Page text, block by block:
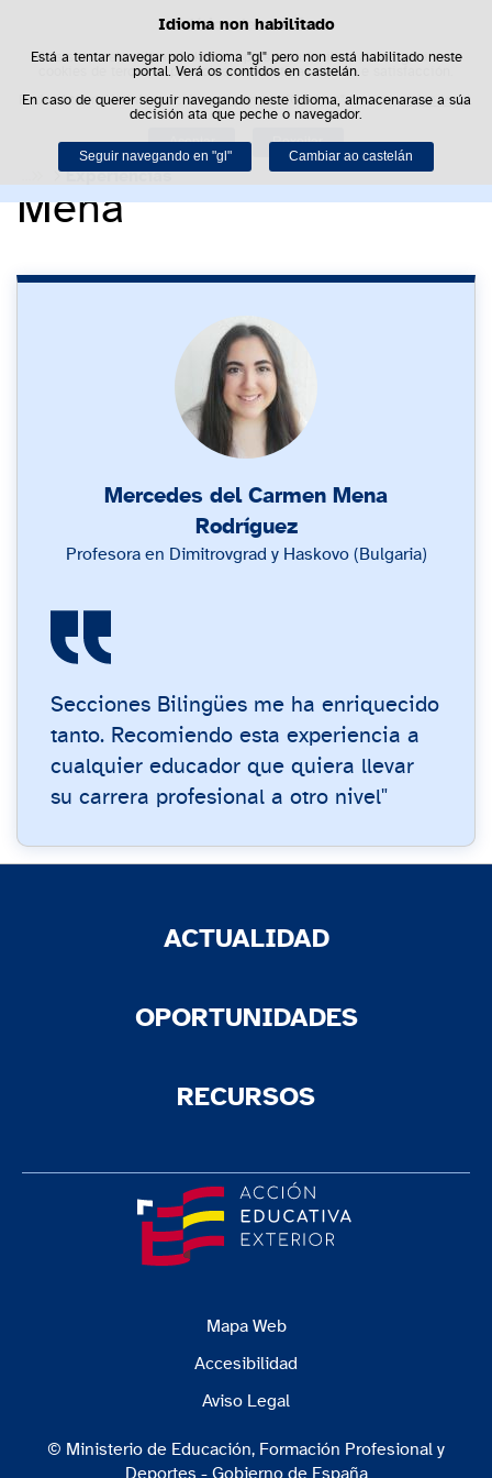
Política de cookies
Este sitio web utiliza cookies propias para facilitar a navegación e
cookies de terceiros para obter estatísticas de uso e satisfacción.
Pode obter máis información no apartado "Cookies" do nosoaviso legal
Aceptar Rexeitar
Idioma non habilitado
Está a tentar navegar polo idioma "gl" pero non está habilitado neste
portal. Verá os contidos en castelán.
En caso de querer seguir navegando neste idioma, almacenarase a súa
decisión ata que peche o navegador.
Seguir navegando en "gl" Cambiar ao castelán
Saltar al contenido
Experiencias
Experiencia de
Mercedes del Carmen
Mena
Secciones Bilingües me ha enriquecido
tanto. Recomiendo esta experiencia a
cualquier educador que quiera llevar
su carrera profesional a otro nivel"
Mercedes del Carmen Mena
Rodríguez
Profesora en Dimitrovgrad y Haskovo (Bulgaria)
ACTUALIDAD
OPORTUNIDADES
RECURSOS
© Ministerio de Educación, Formación Profesional y
Deportes - Gobierno de España
Mapa Web
Accesibilidad
Aviso Legal